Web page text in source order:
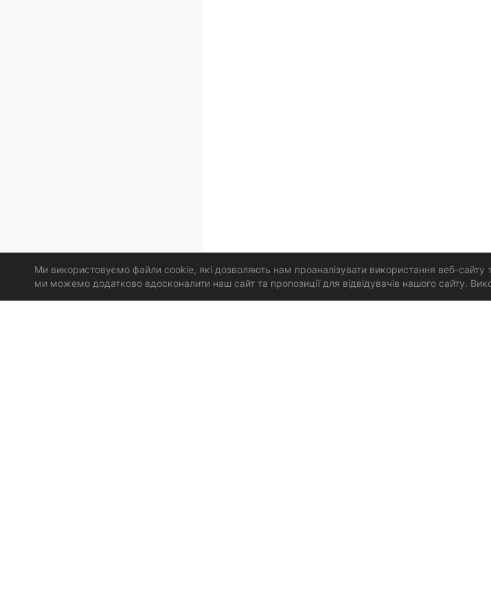
Ми використовуємо файли cookie, які дозволяють нам проаналізувати використання веб-
ми можемо додатково вдосконалити наш сайт та пропозиції для відвідувачів нашого сайту.